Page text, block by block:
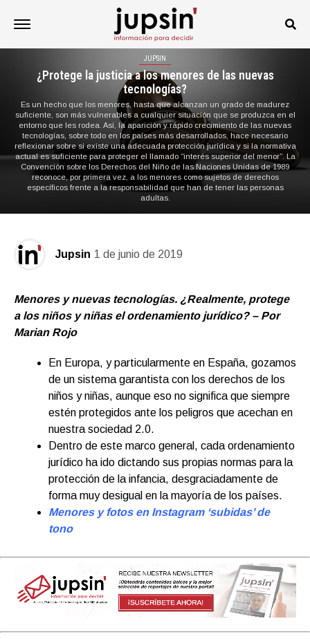
JUPSIN
¿Protege la justicia a los menores de las nuevas
tecnologías?
Es un hecho que los menores, hasta que alcanzan un grado de madurez
suficiente, son más vulnerables a cualquier situación que se produzca en el
entorno que les rodea. Así, la aparición y rápido crecimiento de las nuevas
tecnologías, sobre todo en los países más desarrollados, hace necesario
reflexionar sobre si existe una adecuada protección jurídica y si la normativa
actual es suficiente para proteger el llamado “interés superior del menor”. La
Convención sobre los Derechos del Niño de las Naciones Unidas de 1989
reconoce, por primera vez, a los menores como sujetos de derechos
específicos frente a la responsabilidad que han de tener las personas
adultas.
Jupsin 1 de junio de 2019
Menores y nuevas tecnologías. ¿Realmente, protege
a los niños y niñas el ordenamiento jurídico? – Por
Marian Rojo
En Europa, y particularmente en España, gozamos
de un sistema garantista con los derechos de los
niños y niñas, aunque eso no significa que siempre
estén protegidos ante los peligros que acechan en
nuestra sociedad 2.0.
Dentro de este marco general, cada ordenamiento
jurídico ha ido dictando sus propias normas para la
protección de la infancia, desgraciadamente de
forma muy desigual en la mayoría de los países.
Menores y fotos en Instagram ‘subidas’ de
tono